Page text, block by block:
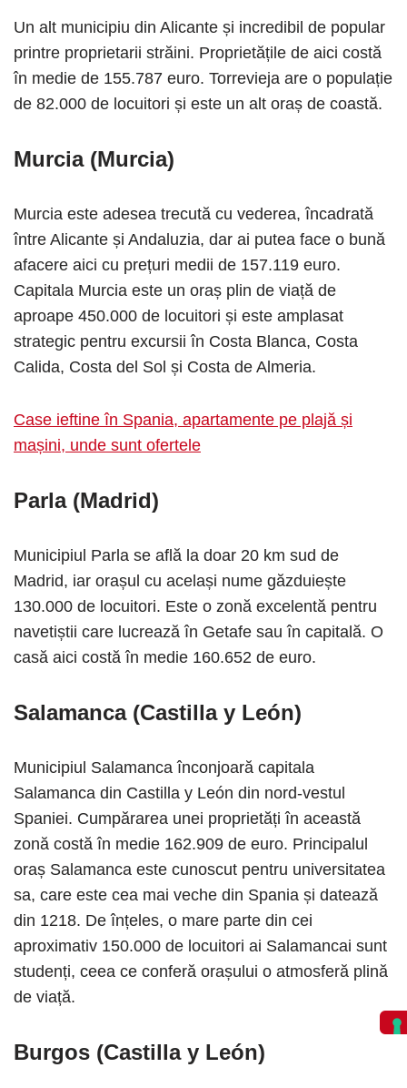
Un alt municipiu din Alicante și incredibil de popular
printre proprietarii străini. Proprietățile de aici costă
în medie de 155.787 euro. Torrevieja are o populație
de 82.000 de locuitori și este un alt oraș de coastă.
Murcia (Murcia)
Murcia este adesea trecută cu vederea, încadrată
între Alicante și Andaluzia, dar ai putea face o bună
afacere aici cu prețuri medii de 157.119 euro.
Capitala Murcia este un oraș plin de viață de
aproape 450.000 de locuitori și este amplasat
strategic pentru excursii în Costa Blanca, Costa
Calida, Costa del Sol și Costa de Almeria.
Case ieftine în Spania, apartamente pe plajă și
mașini, unde sunt ofertele
Parla (Madrid)
Municipiul Parla se află la doar 20 km sud de
Madrid, iar orașul cu același nume găzduiește
130.000 de locuitori. Este o zonă excelentă pentru
navetiștii care lucrează în Getafe sau în capitală. O
casă aici costă în medie 160.652 de euro.
Salamanca (Castilla y León)
Municipiul Salamanca înconjoară capitala
Salamanca din Castilla y León din nord-vestul
Spaniei. Cumpărarea unei proprietăți în această
zonă costă în medie 162.909 de euro. Principalul
oraș Salamanca este cunoscut pentru universitatea
sa, care este cea mai veche din Spania și datează
din 1218. De înțeles, o mare parte din cei
aproximativ 150.000 de locuitori ai Salamancai sunt
studenți, ceea ce conferă orașului o atmosferă plină
de viață.
Burgos (Castilla y León)